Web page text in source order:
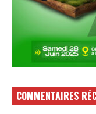
COMMENTAIRES